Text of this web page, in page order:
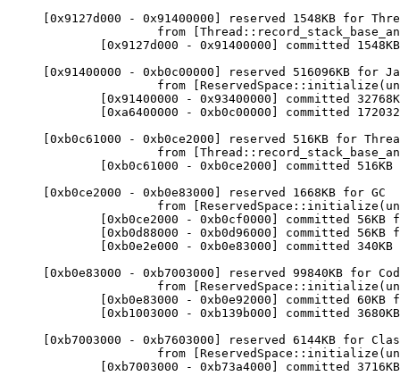
[0x9127d000 - 0x91400000] reserved 1548KB for
from
[0x9127d000 - 0x91400000] committed
[0x91400000 - 0xb0c00000] reserved
from
[0x91400000 - 0x93400000] committed
[0xa6400000 - 0xb0c00000] committed
[0xb0c61000 - 0xb0ce2000] reserved 516KB for
from
[0xb0c61000 - 0xb0ce2000] committed
[0xb0ce2000 - 0xb0e83000] reserved 1668KB for GC
from
[0xb0ce2000 - 0xb0cf0000] committed 56KB
[0xb0d88000 - 0xb0d96000] committed 56KB
[0xb0e2e000 - 0xb0e83000] committed
[0xb0e83000 - 0xb7003000] reserved 99840KB for
from
[0xb0e83000 - 0xb0e92000] committed 60KB
[0xb1003000 - 0xb139b000] committed
[0xb7003000 - 0xb7603000] reserved 6144KB for
from
[0xb7003000 - 0xb73a4000] committed